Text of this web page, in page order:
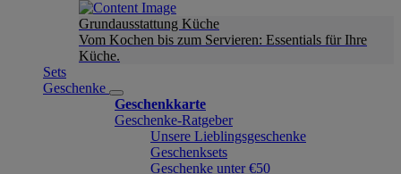
Grundausstattung Küche
Vom Kochen bis zum Servieren: Essentials für Ihre
Küche.
Sets
Geschenke
Geschenkkarte
Geschenke-Ratgeber
Unsere Lieblingsgeschenke
Geschenksets
Geschenke unter €50